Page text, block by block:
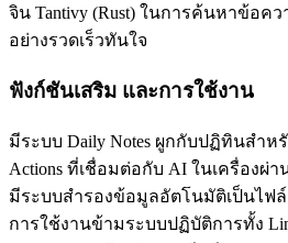
จิน Tantivy (Rust) ในการค้นหาข้อค
อย่างรวดเร็วทันใจ
ฟังก์ชันเสริม และการใช้งาน
มีระบบ Daily Notes ผูกกับปฏิทินสำ
Actions ที่เชื่อมต่อกับ AI ในเครื่องผ่
มีระบบสำรองข้อมูลอัตโนมัติเป็นไฟล์
การใช้งานข้ามระบบปฏิบัติการทั้ง